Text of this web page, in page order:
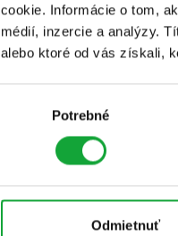
cookie. Informácie o tom,
médií, inzercie a analýzy.
alebo ktoré od vás získali,
Potrebné
Odmietnuť